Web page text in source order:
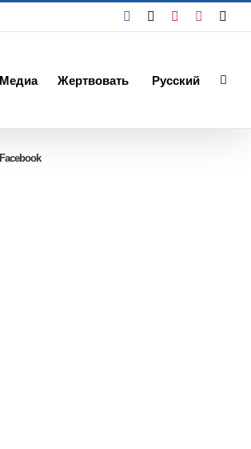
Facebook YouTubeInstagram
Медиа Жертвовать Русский
Facebook